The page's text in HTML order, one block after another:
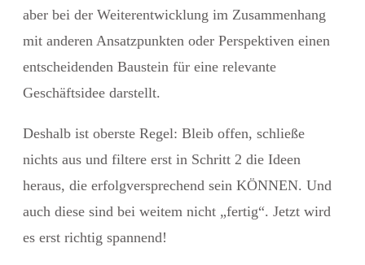
aber bei der Weiterentwicklung im Zusammenhang
mit anderen Ansatzpunkten oder Perspektiven einen
entscheidenden Baustein für eine relevante
Geschäftsidee darstellt.
Deshalb ist oberste Regel: Bleib offen, schließe
nichts aus und filtere erst in Schritt 2 die Ideen
heraus, die erfolgversprechend sein KÖNNEN. Und
auch diese sind bei weitem nicht „fertig“. Jetzt wird
es erst richtig spannend!